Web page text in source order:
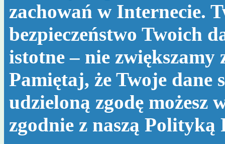
zachowań w Internecie.
bezpieczeństwo Twoich
istotne – nie
Pamiętaj, że Twoje dane
udzieloną zgodę możesz
zgodnie z naszą Polityką